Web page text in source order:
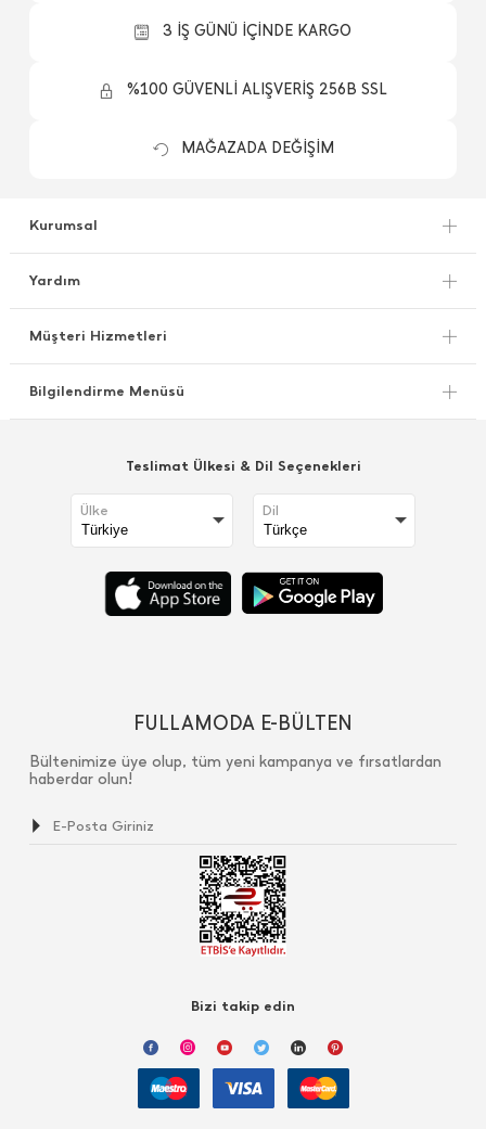
3 İŞ GÜNÜ İÇİNDE KARGO
%100 GÜVENLİ ALIŞVERİŞ 256B SSL
MAĞAZADA DEĞİŞİM
Kurumsal
Yardım
Müşteri Hizmetleri
Bilgilendirme Menüsü
Teslimat Ülkesi & Dil Seçenekleri
Ülke Dil
FULLAMODA E-BÜLTEN
Bültenimize üye olup, tüm yeni kampanya ve fırsatlardan
haberdar olun!
Bizi takip edin